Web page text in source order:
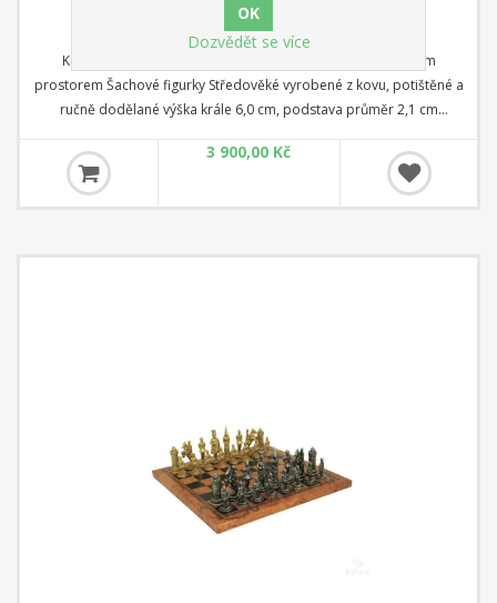
Kovové šachy Středověk a koženková šachovnice s úložným
prostorem Šachové figurky Středověké vyrobené z kovu, potištěné a
ručně dodělané výška krále 6,0 cm, podstava průměr 2,1 cm
cm
3 900,00 Kč
Dozvědět se více